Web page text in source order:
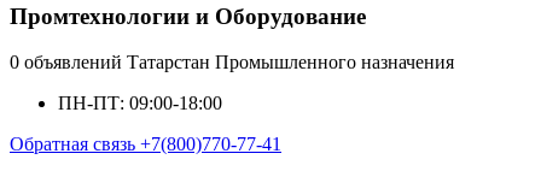
Промтехнологии и Оборудование
0 объявлений Татарстан Промышленного назначения
ПН-ПТ: 09:00-18:00
Обратная связь +7(800)770-77-41